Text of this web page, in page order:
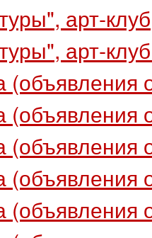
арт-клуб
арт-
(объявления
(объявления
(объявления
(объявления
(объявления